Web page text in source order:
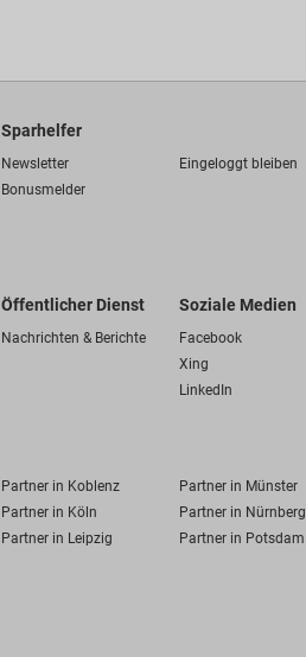
Sparhelfer
Newsletter
Eingeloggt bleiben
Bonusmelder
Öffentlicher Dienst
Nachrichten & Berichte
Soziale Medien
Facebook
Xing
LinkedIn
Partner in Koblenz
Partner in Münster
Partner in Köln
Partner in Nürnberg
Partner in Leipzig Partner in Potsdam